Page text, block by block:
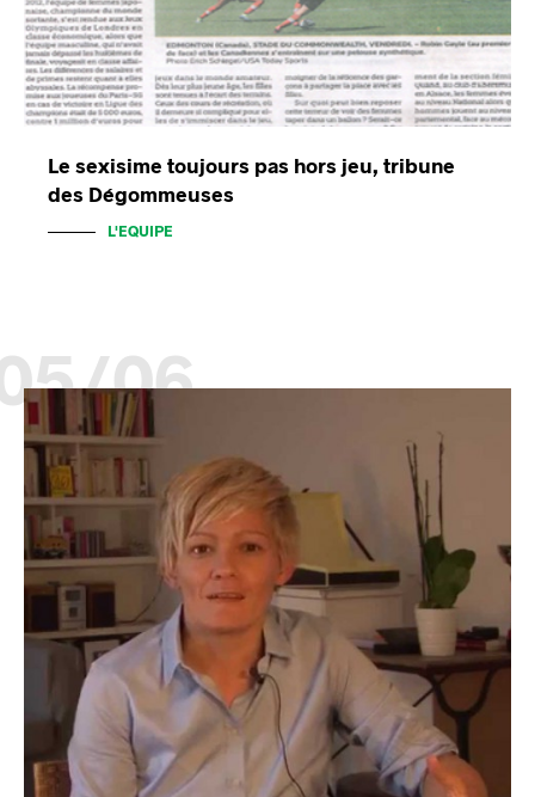
Le sexisime toujours pas hors jeu, tribune
des Dégommeuses
L'EQUIPE
06